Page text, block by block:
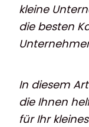
kleine
die besten
In diesem
die Ihnen
für Ihr